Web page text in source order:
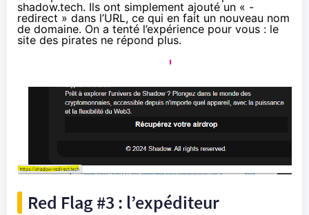
shadow.tech. Ils ont simplement ajouté un « -
redirect » dans l’URL, ce qui en fait un nouveau nom
de domaine. On a tenté l’expérience pour vous : le
site des pirates ne répond plus.
Red Flag #3 : l’expéditeur